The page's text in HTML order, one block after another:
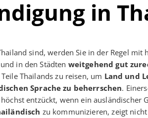
in
sind, werden Sie in der Regel mit
in den Städten weitgehend gut
Thailands zu reisen, um Land und
Sprache zu beherrschen.
entzückt, wenn ein ausländischer
zu kommunizieren, zeigt